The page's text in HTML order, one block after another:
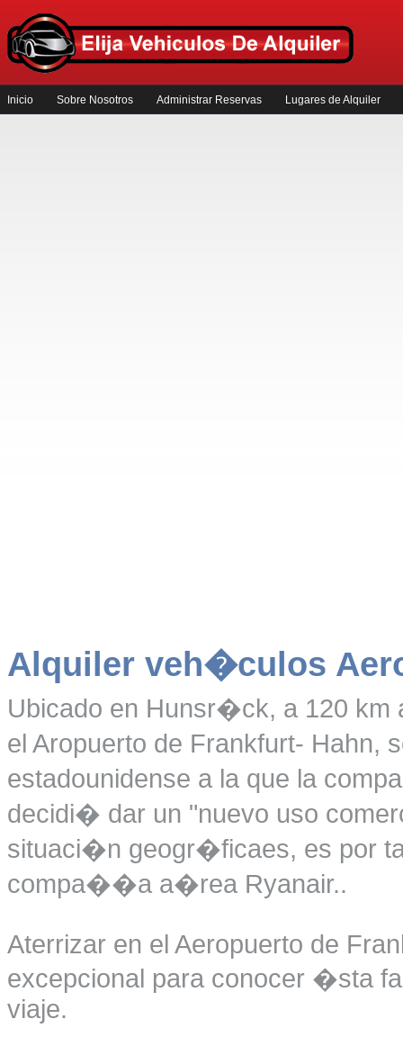
Inicio Sobre Nosotros Administrar Reservas Lugares de Alquiler
Alquiler veh�culos
Ubicado en Hunsr�ck, a 120 km
el Aropuerto de Frankfurt- Hahn,
estadounidense a la que la
decidi� dar un "nuevo uso
situaci�n geogr�ficaes, es por
compa��a a�rea Ryanair..
Aterrizar en el Aeropuerto de
excepcional para conocer �sta
viaje.